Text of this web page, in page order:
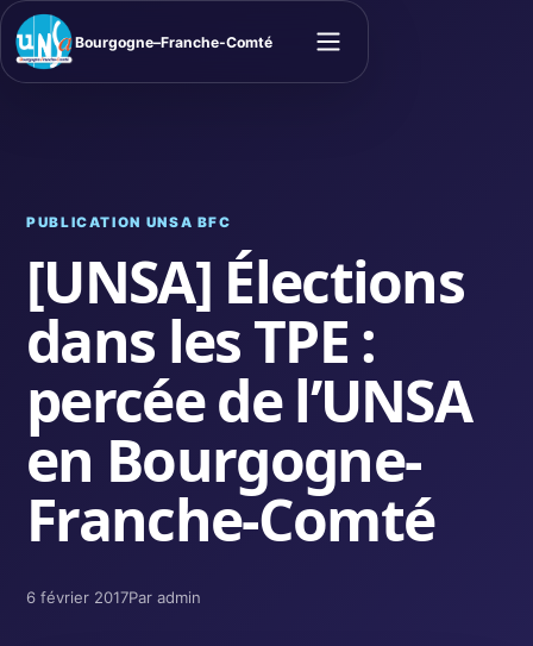
Bourgogne–Franche-Comté
Ouvrir le menu
PUBLICATION UNSA BFC
[UNSA] Élections
dans les TPE :
percée de l’UNSA
en Bourgogne-
Franche-Comté
6 février 2017Par admin